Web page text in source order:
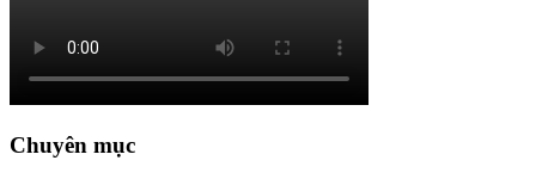
Chuyên mục